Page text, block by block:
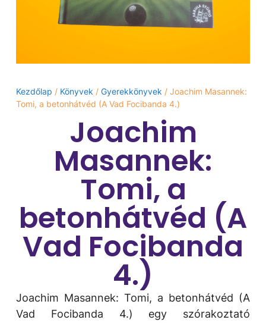
Kezdőlap / Könyvek / Gyerekkönyvek / Joachim Masannek:
Tomi, ​a betonhátvéd (A Vad Focibanda 4.)
Joachim
Masannek:
Tomi, ​a
betonhátvéd (A
Vad Focibanda
4.)
Joachim Masannek: Tomi, ​a betonhátvéd (A
Vad Focibanda 4.) egy szórakoztató